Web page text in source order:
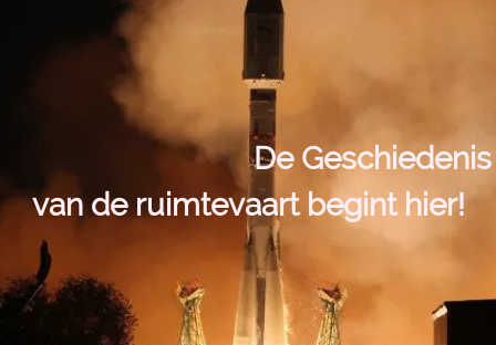
De Geschiedenis
van de ruimtevaart begint hier!